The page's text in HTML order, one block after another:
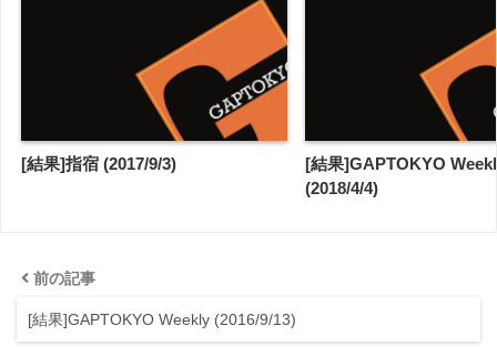
[結果]指宿 (2017/9/3)
[結果]GAPTOKYO
(2018/4/4)
前の記事
[結果]GAPTOKYO Weekly (2016/9/13)